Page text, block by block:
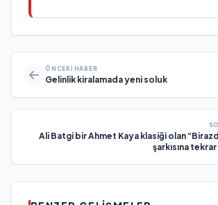
ÖNCEKI HABER
Gelinlik kiralamada yeni soluk
Ali Batgi bir Ahmet Kaya klasiği olan
şarkısına